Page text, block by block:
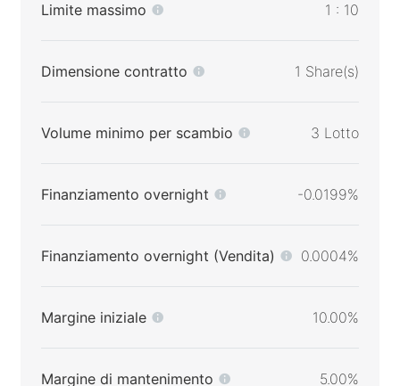
Limite massimo 1 : 10
Dimensione contratto 1 Share(s)
Volume minimo per scambio 3 Lotto
Finanziamento overnight -0.0199%
Finanziamento overnight (Vendita) 0.0004%
Margine iniziale 10.00%
Margine di mantenimento 5.00%